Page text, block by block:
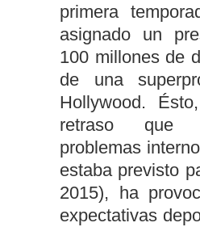
primera
asignado un
100 millones de
de una
Hollywood.
retraso que
problemas
estaba previsto
2015), ha
expectativas